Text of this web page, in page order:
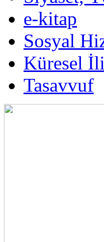
e-kitap
Sosyal
Küresel
Tasavvuf